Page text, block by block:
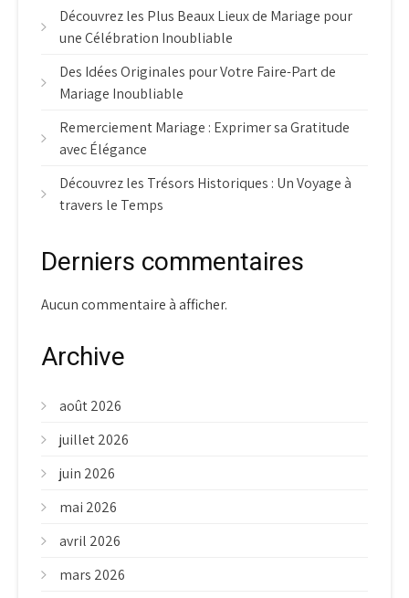
Découvrez les Plus Beaux Lieux de Mariage pour
une Célébration Inoubliable
Des Idées Originales pour Votre Faire-Part de
Mariage Inoubliable
Remerciement Mariage : Exprimer sa Gratitude
avec Élégance
Découvrez les Trésors Historiques : Un Voyage à
travers le Temps
Derniers commentaires
Aucun commentaire à afficher.
Archive
août 2026
juillet 2026
juin 2026
mai 2026
avril 2026
mars 2026